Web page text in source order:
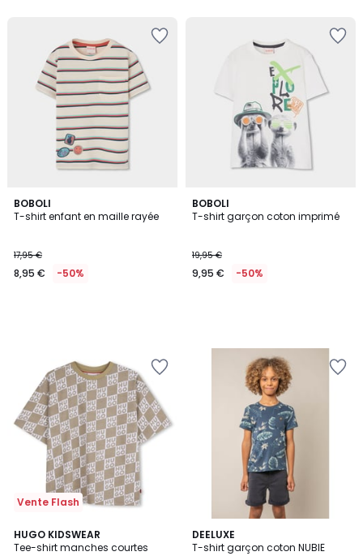
BOBOLI
T-shirt enfant en maille rayée
17,95 €
8,95 € -50%
BOBOLI
T-shirt garçon coton imprimé
19,95 €
9,95 € -50%
Vente Flash
HUGO KIDSWEAR
Tee-shirt manches courtes
2
Couleurs
DEELUXE
T-shirt garçon coton NUBIE
3
Couleurs